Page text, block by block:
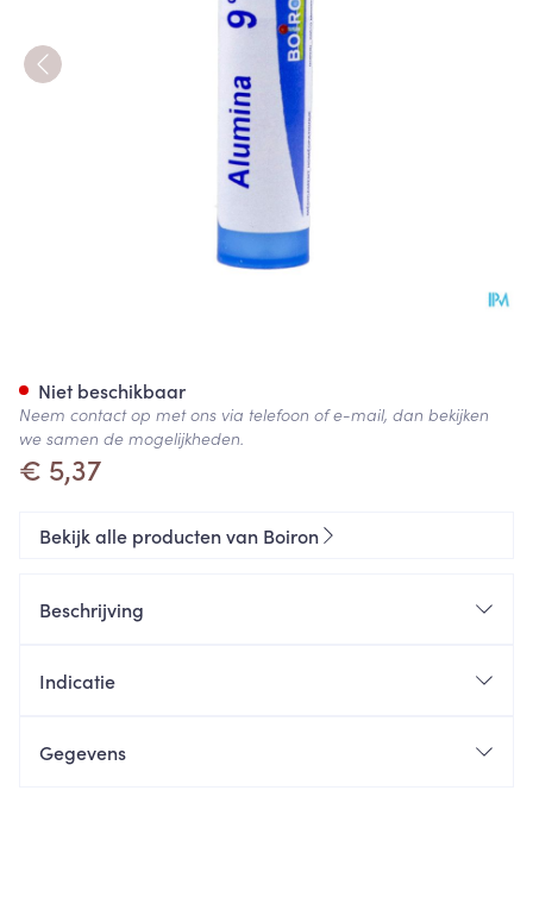
€ 5,37
Niet beschikbaar
Neem contact op met ons via telefoon of e-mail, dan bekijken
we samen de mogelijkheden.
Bekijk alle producten van Boiron
Beschrijving
Indicatie
Gegevens